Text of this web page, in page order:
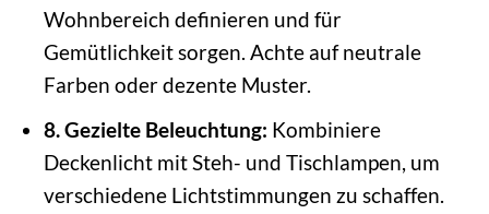
Wohnbereich definieren und für
Gemütlichkeit sorgen. Achte auf neutrale
Farben oder dezente Muster.
8. Gezielte Beleuchtung: Kombiniere
Deckenlicht mit Steh- und Tischlampen, um
verschiedene Lichtstimmungen zu schaffen.